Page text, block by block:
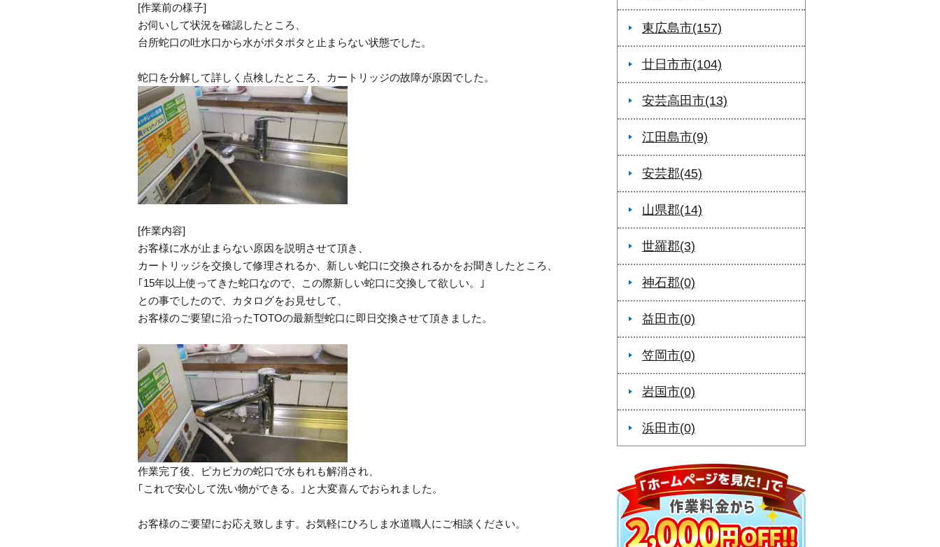
[作業前の様子]
お伺いして状況を確認したところ、
台所蛇口の吐水口から水がポタポタと止まらない状態でした。
蛇口を分解して詳しく点検したところ、カートリッジの故障が原因でした。
[作業内容]
お客様に水が止まらない原因を説明させて頂き、
カートリッジを交換して修理されるか、新しい蛇口に交換されるかをお聞きしたところ、
｢15年以上使ってきた蛇口なので、この際新しい蛇口に交換して欲しい。｣
との事でしたので、カタログをお見せして、
お客様のご要望に沿ったTOTOの最新型蛇口に即日交換させて頂きました。
作業完了後、ピカピカの蛇口で水もれも解消され、
｢これで安心して洗い物ができる。｣と大変喜んでおられました。
お客様のご要望にお応え致します。お気軽にひろしま水道職人にご相談ください。
東広島市(157)
廿日市市(104)
安芸高田市(13)
江田島市(9)
安芸郡(45)
山県郡(14)
世羅郡(3)
神石郡(0)
益田市(0)
笠岡市(0)
岩国市(0)
浜田市(0)